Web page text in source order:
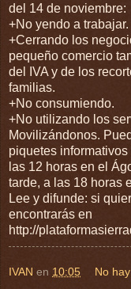
del 14 de noviembre:
+No yendo a trabajar.
+Cerrando los
pequeño comercio
del IVA y de los
familias.
+No consumiendo.
+No utilizando los
Movilizándonos.
piquetes
las 12 horas en el
tarde, a las 18 horas
Lee y difunde: si
encontrarás en
http://
IVAN en 10:05 No